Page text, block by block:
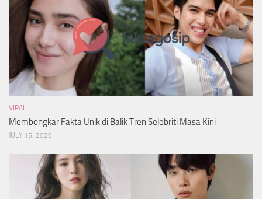
VIRAL
Membongkar Fakta Unik di Balik Tren Selebriti Masa Kini
JULY 15, 2026